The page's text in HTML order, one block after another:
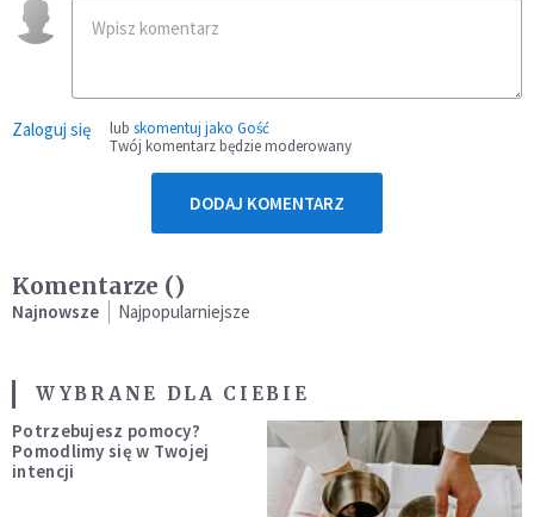
Zaloguj się lub skomentuj jako Gość
Twój komentarz będzie moderowany
DODAJ KOMENTARZ
Komentarze ()
Najnowsze Najpopularniejsze
WYBRANE DLA CIEBIE
Potrzebujesz pomocy?
Pomodlimy się w Twojej
intencji